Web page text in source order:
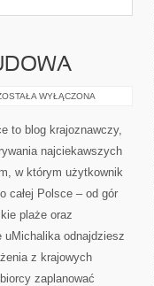
SZTUKA
WYŁĄCZONA
to blog krajoznawczy,
najciekawszych
w którym użytkownik
całej Polsce – od gór
plaże oraz
odnajdziesz
z krajowych
zaplanować